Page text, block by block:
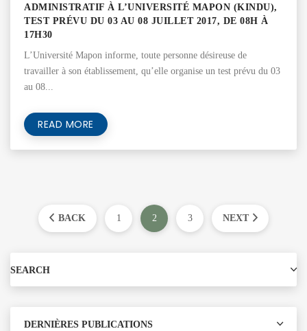
ADMINISTRATIF À L’UNIVERSITÉ MAPON (KINDU),
TEST PRÉVU DU 03 AU 08 JUILLET 2017, DE 08H À
17H30
L’Université Mapon informe, toute personne désireuse de
travailler à son établissement, qu’elle organise un test prévu du 03
au 08...
READ MORE
BACK 1 2 3 NEXT
SEARCH
DERNIÈRES PUBLICATIONS